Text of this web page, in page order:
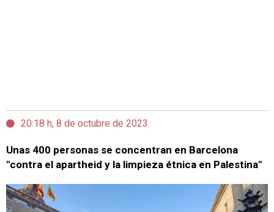
20:18 h, 8 de octubre de 2023
Unas 400 personas se concentran en Barcelona
"contra el apartheid y la limpieza étnica en Palestina"